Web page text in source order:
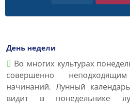
День недели
Во многих культурах
совершенно
начинаний. Лунный
видит в понедельнике